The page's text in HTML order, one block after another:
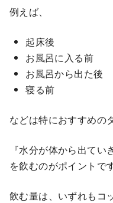
例えば、
起床後
お風呂に入る前
お風呂から出た後
寝る前
などは特におすすめの
『水分が体から出て
を飲むのがポイントです
飲む量は、いずれもコ